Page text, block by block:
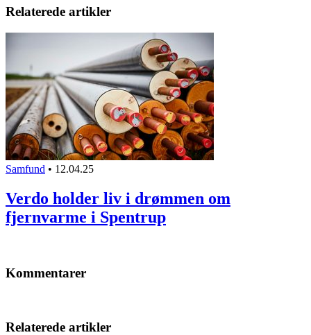
Relaterede artikler
Samfund • 12.04.25
Verdo holder liv i drømmen om
fjernvarme i Spentrup
Kommentarer
Relaterede artikler